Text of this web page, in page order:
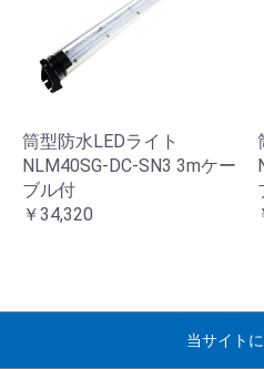
筒型防水LEDライト
NLM40SG-DC-SN3 3mケー
ブル付
￥34,320
当サイト